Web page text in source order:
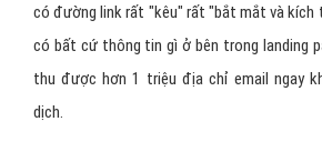
có đường link rất "kêu" rất "bắt mắt và kích
có bất cứ thông tin gì ở bên trong landing
thu được hơn 1 triệu địa chỉ email ngay
dịch.